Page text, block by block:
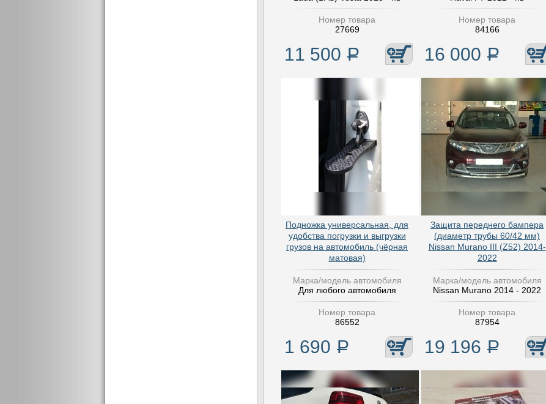
Номер товара
27669
11 500 Р
Номер товара
84166
16 000 Р
Подножка универсальная, для
удобства погрузки и выгрузки
грузов на автомобиль (чёрная
матовая)
Марка/модель автомобиля
Для любого автомобиля
Номер товара
86552
1 690 Р
Защита переднего бампера
(диаметр трубы 60/42 мм)
Nissan Murano III (Z52) 2014-
2022
Марка/модель автомобиля
Nissan Murano 2014 - 2022
Номер товара
87954
19 196 Р